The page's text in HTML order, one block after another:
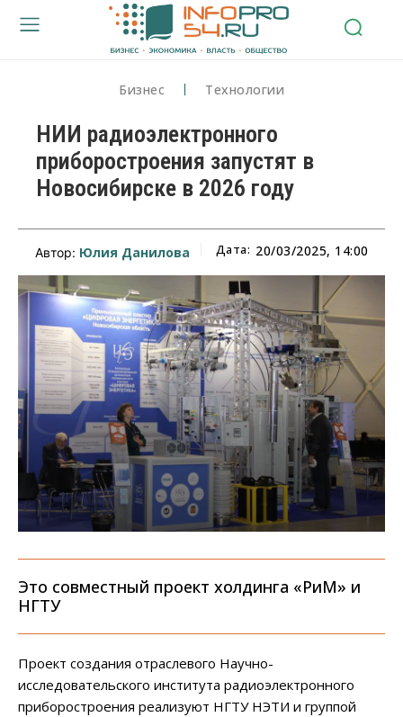
Бизнес Технологии
НИИ радиоэлектронного
приборостроения запустят в
Новосибирске в 2026 году
Автор: Юлия Данилова Дата: 20/03/2025, 14:00
Это совместный проект холдинга «РиМ» и
НГТУ
Проект создания отраслевого Научно-
исследовательского института радиоэлектронного
приборостроения реализуют НГТУ НЭТИ и группой